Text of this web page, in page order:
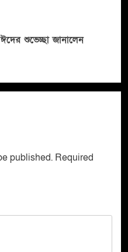
শুভেচ্ছা জানালেন
published. Required